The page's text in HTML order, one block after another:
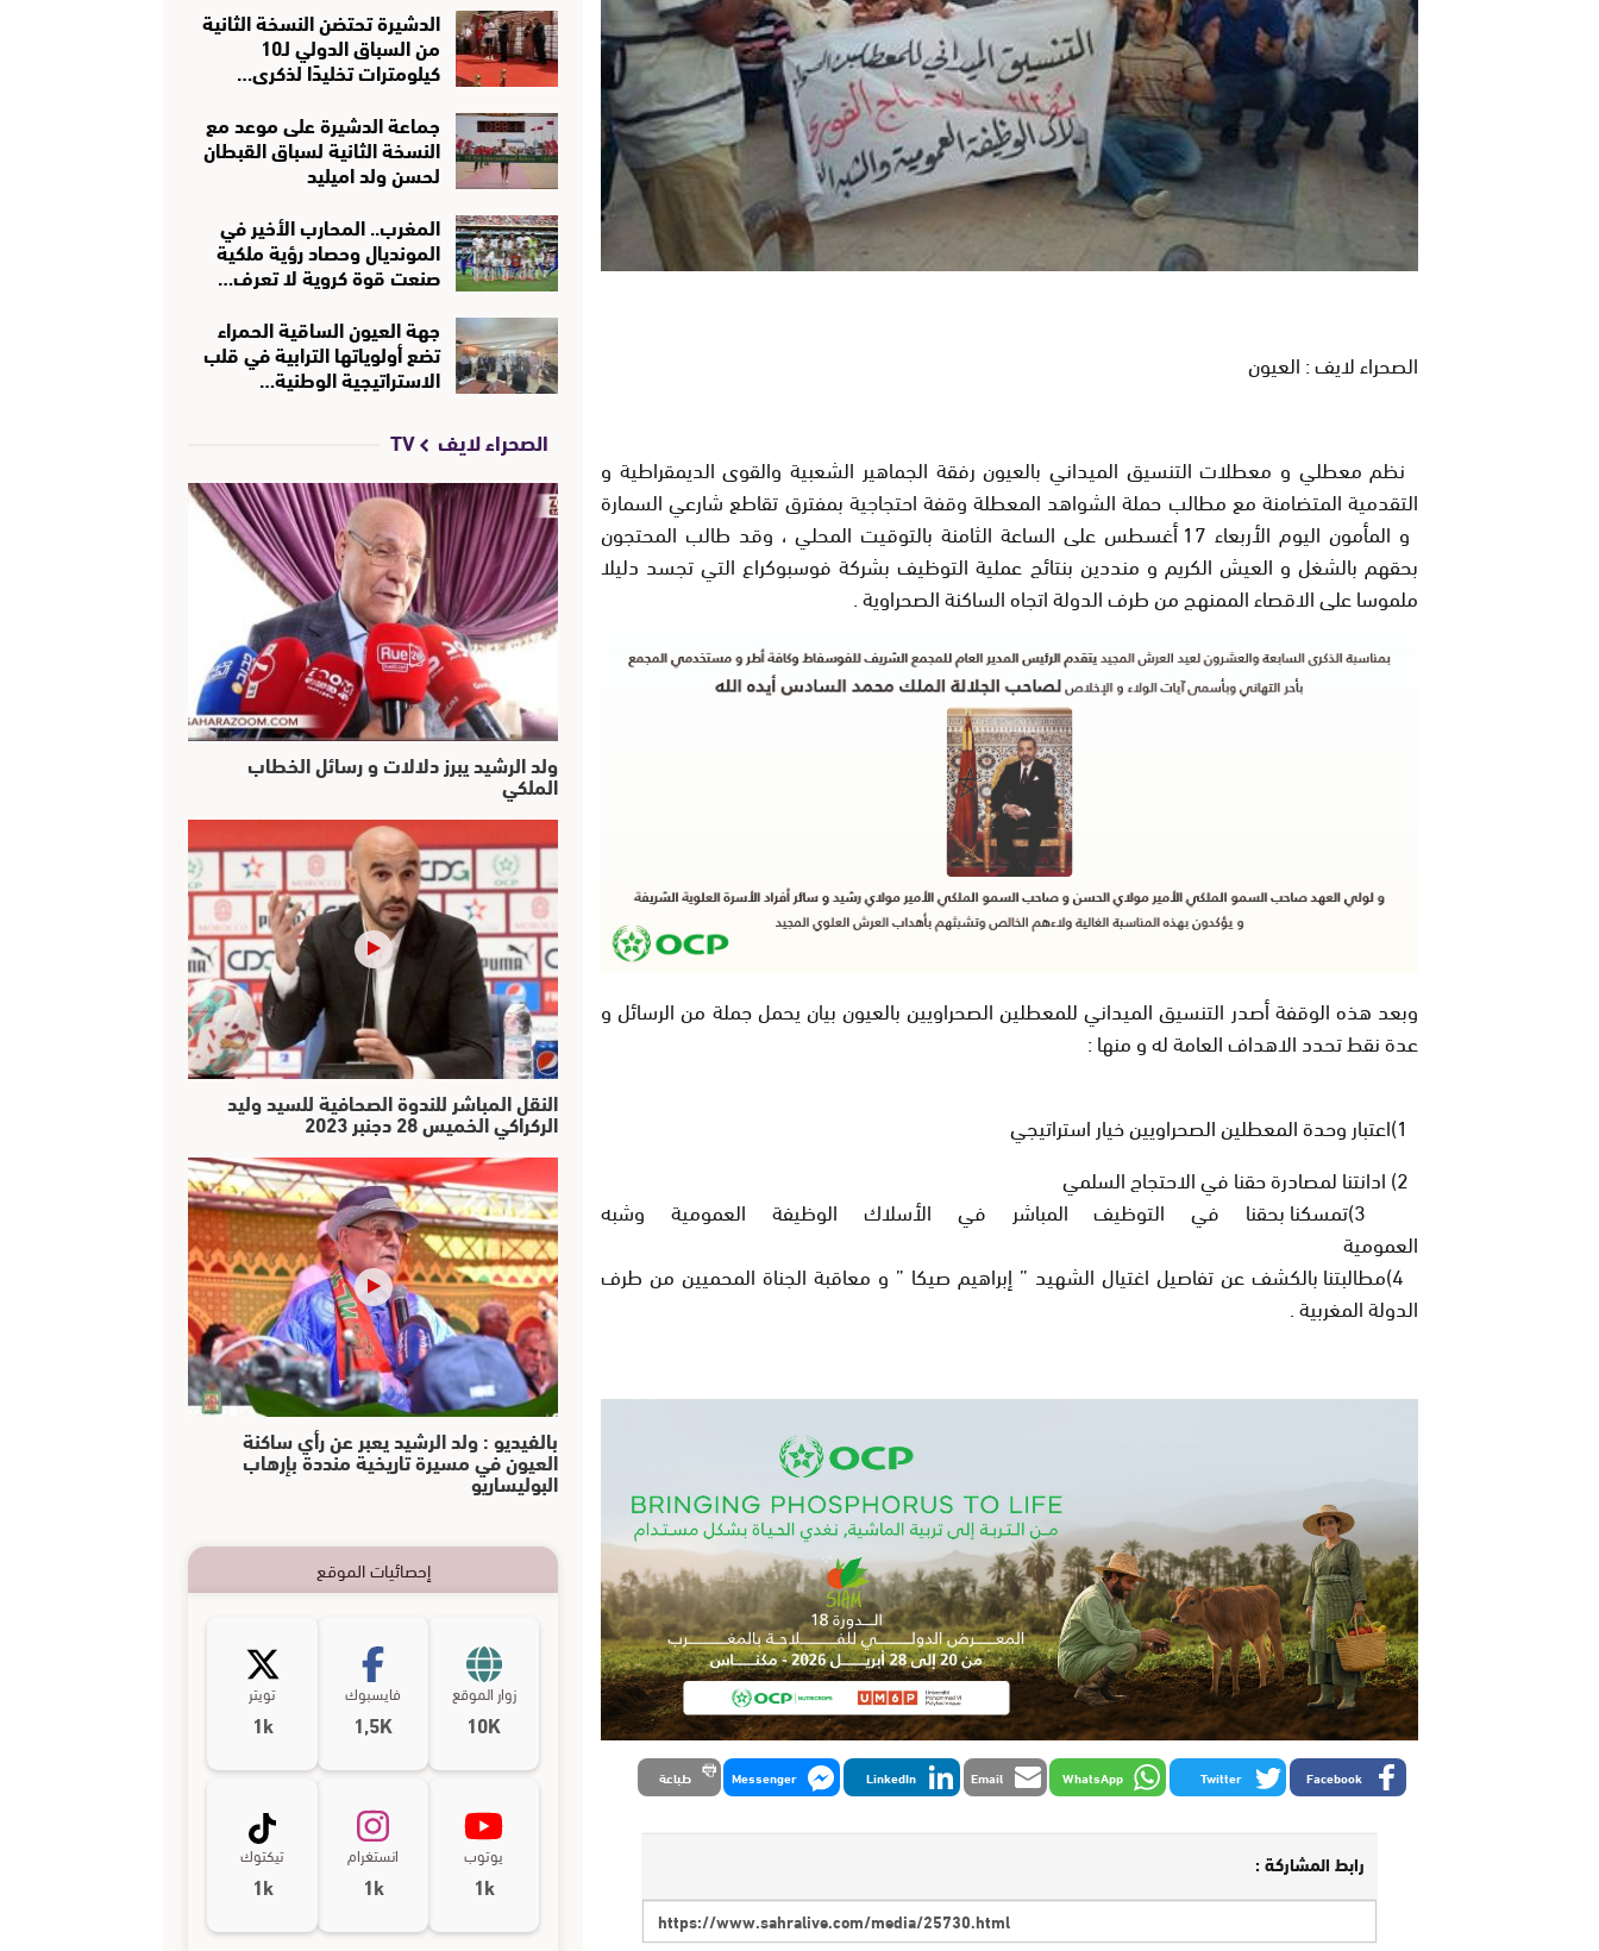
الصحراء لايف : العيون
نظم معطلي و معطلات التنسيق الميداني بالعيون رفقة الجماهير الشعبية والقوى الديمقراطية و
التقدمية المتضامنة مع مطالب حملة الشواهد المعطلة وقفة احتجاجية بمفترق تقاطع شارعي السمارة
و المأمون اليوم الأربعاء 17 أغسطس على الساعة الثامنة بالتوقيت المحلي ، وقد طالب المحتجون
بحقهم بالشغل و العيش الكريم و منددين بنتائج عملية التوظيف بشركة فوسبوكراع التي تجسد دليلا
ملموسا على الاقصاء الممنهج من طرف الدولة اتجاه الساكنة الصحراوية .
وبعد هذه الوقفة أصدر التنسيق الميداني للمعطلين الصحراويين بالعيون بيان يحمل جملة من الرسائل و
عدة نقط تحدد الاهداف العامة له و منها :
3)تمسكنا بحقنا في التوظيف المباشر في الأسلاك الوظيفة العمومية وشبه
العمومية
مطالبتنا بالكشف عن تفاصيل اغتيال الشهيد ” إبراهيم صيكا ” و معاقبة الجناة المحميين من طرف
الدولة المغربية.
Facebook
Twitter
WhatsApp
Email
LinkedIn
Messenger طباعة
رابط المشاركة :
الدشيرة تحتضن النسخة الثانية
من السباق الدولي لـ10
كيلومترات تخليدًا لذكرى…
جماعة الدشيرة على موعد مع
النسخة الثانية لسباق القبطان
لحسن ولد اميليد
المغرب.. المحارب الأخير في
المونديال وحصاد رؤية ملكية
صنعت قوة كروية لا تعرف…
جهة العيون الساقية الحمراء
تضع أولوياتها الترابية في قلب
الاستراتيجية الوطنية…
الصحراء لايف TV
ولد الرشيد يبرز دلالات و رسائل الخطاب
الملكي
النقل المباشر للندوة الصحافية للسيد وليد
الركراكي الخميس 28 دجنبر 2023
بالفيديو : ولد الرشيد يعبر عن رأي ساكنة
العيون في مسيرة تاريخية منددة بإرهاب
البوليساريو
إحصائيات الموقع
زوار الموقع
10K
فايسبوك
1,5K
تويتر
1k
يوتوب
1k
انستغرام
1k
تيكتوك
1k